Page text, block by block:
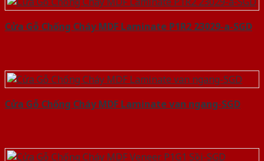
Cửa Gỗ Chống Cháy MDF Laminate P1R2 23029-a-SGD
Cửa Gỗ Chống Cháy MDF Laminate van ngang-SGD